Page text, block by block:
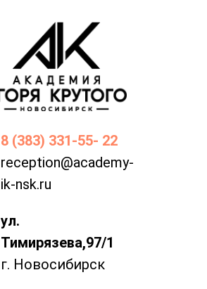
8 (383) 331-55- 22
reception@academy-
ik-nsk.ru
ул.
Тимирязева,97/1
г. Новосибирск